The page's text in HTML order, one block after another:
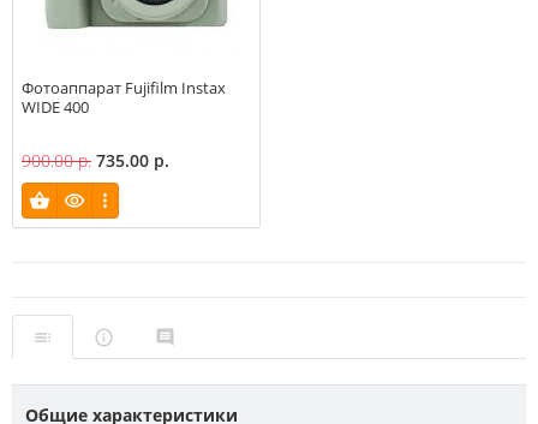
Фотоаппарат Fujifilm Instax
WIDE 400
900.00 р. 735.00 р.
Общие характеристики